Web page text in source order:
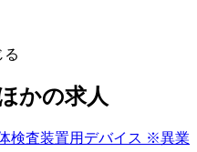
る
かの求人
検査装置用デバイス ※異業